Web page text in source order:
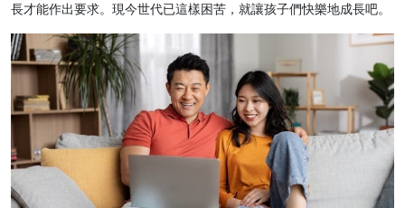
長才能作出要求。現今世代已這樣困苦，就讓孩子們快樂地成長吧。